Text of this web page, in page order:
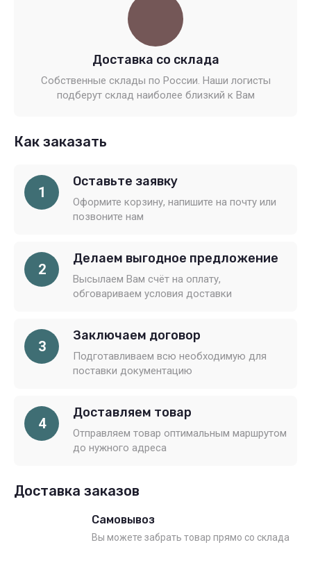
Доставка со склада
Собственные склады по России. Наши логисты
подберут склад наиболее близкий к Вам
Как заказать
1
Оставьте заявку
Оформите корзину, напишите на почту или
позвоните нам
2
Делаем выгодное предложение
Высылаем Вам счёт на оплату,
обговариваем условия доставки
3
Заключаем договор
Подготавливаем всю необходимую для
поставки документацию
4
Доставляем товар
Отправляем товар оптимальным маршрутом
до нужного адреса
Доставка заказов
Самовывоз
Вы можете забрать товар прямо со склада